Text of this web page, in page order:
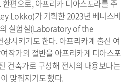
편으로, 아프리카 디아스포라를 주
Lokko)가 기획한 2023년 베니스비
실험실(Laboratory of the
시키기도 한다. 아프리카계 출신 여
작가의 절반을 아프리카계 디아스포
건축가로 구성해 전시의 내용보다는
맞춰지기도 했다.